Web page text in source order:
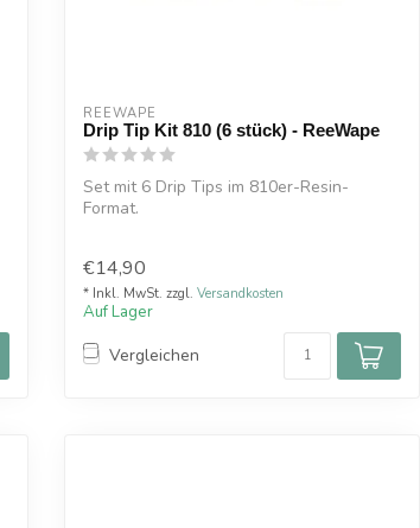
REEWAPE
Drip Tip Kit 810 (6 stück) - ReeWape
Set mit 6 Drip Tips im 810er-Resin-
Format.
€14,90
* Inkl. MwSt. zzgl. Versandkosten
Auf Lager
Vergleichen